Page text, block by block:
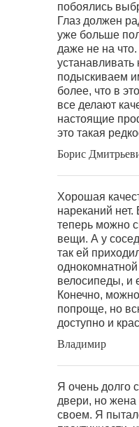
побоялись
Глаз должен
уже больше
даже не на
подыскиваем
более, что в
все делают
настоящие
это такая
Борис
Хорошая
нареканий
теперь можно
вещи. А у
так ей
велосипеды, и
Конечно,
попроще, но
доступно и
Владимир
Я очень долго
двери, но жена
своем. Я